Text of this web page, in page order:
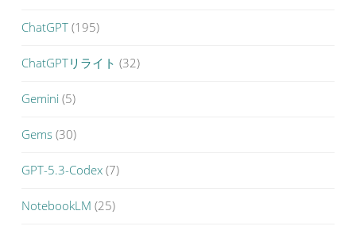
ChatGPT (195)
ChatGPTリライト (32)
Gemini (5)
Gems (30)
GPT-5.3-Codex (7)
NotebookLM (25)